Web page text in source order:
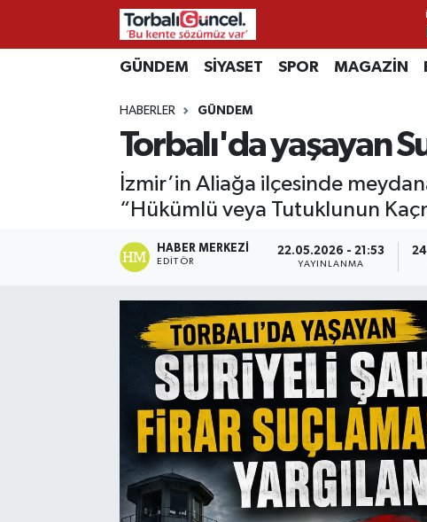
GÜNDEM SİYASET SPOR MAGAZİN
HABERLER GÜNDEM
Torbalı'da yaşayan
İzmir’in Aliağa ilçesinde
“Hükümlü veya Tutuklunun
HABER MERKEZI
EDITÖR
22.05.2026 - 21:53
YAYINLANMA
İzmir Nöbetçi Eczaneler
İzmir Hava Durumu
İzmir Namaz Vakitleri
İzmir Trafik Yoğunluk Haritası
Süper Lig Puan Durumu ve Fikstür
Son Dakika Haberleri